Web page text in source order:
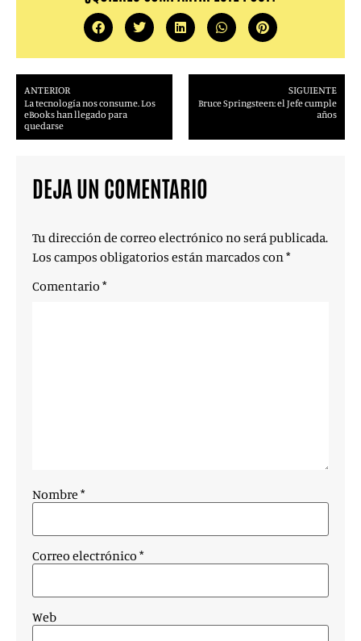
ANTERIOR
La tecnología nos consume. Los
eBooks han llegado para
quedarse
SIGUIENTE
Bruce Springsteen: el Jefe cumple
años
DEJA UN COMENTARIO
Tu dirección de correo electrónico no será publicada.
Los campos obligatorios están marcados con*
Comentario *
Nombre *
Correo electrónico *
Web